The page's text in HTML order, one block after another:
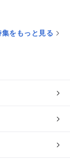
をもっと見る